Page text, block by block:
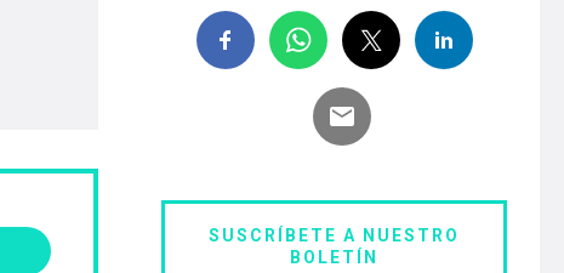
SUSCRÍBETE A NUESTRO
BOLETÍN